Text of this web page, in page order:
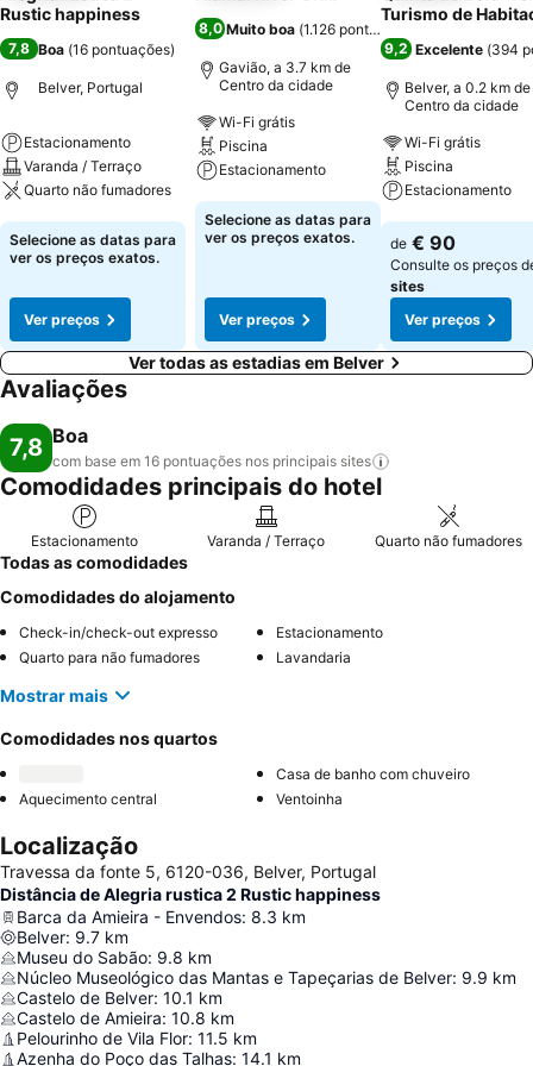
Rustic happiness
7,8 Boa (16 pontuações)
Belver, Portugal
Estacionamento
Varanda / Terraço
Quarto não fumadores
Ver preços
Selecione as datas para
ver os preços exatos.
Ver preços
8,0 Muito boa (1.126 pontuações
Gavião, a 3.7 km de
Centro da cidade
Wi-Fi grátis
Piscina
Estacionamento
Ver preços
Selecione as datas para
ver os preços exatos.
Ver preços
Turismo de
9,2 Excelente (394
Belver, a 0.2 km de
Centro da cidade
Wi-Fi grátis
Piscina
Estacionamento
Ver preços
de € 90
Consulte os preços
sites
Ver preços
Ver todas as estadias em Belver
Avaliações
7,8 Boa
com base em 16 pontuações nos principais sites
Comodidades principais do hotel
Estacionamento Varanda / Terraço Quarto não fumadores
Todas as comodidades
Comodidades do alojamento
Check-in/check-out expresso
Estacionamento
Quarto para não fumadores
Lavandaria
Mostrar mais
Comodidades nos quartos
Casa de banho com chuveiro
Aquecimento central
Ventoinha
Localização
Travessa da fonte 5, 6120-036, Belver, Portugal
Distância de Alegria rustica 2 Rustic happiness
Barca da Amieira - Envendos: 8.3 km
Belver: 9.7 km
Museu do Sabão: 9.8 km
Núcleo Museológico das Mantas e Tapeçarias de Belver: 9.9 km
Castelo de Belver: 10.1 km
Castelo de Amieira: 10.8 km
Pelourinho de Vila Flor: 11.5 km
Azenha do Poço das Talhas: 14.1 km